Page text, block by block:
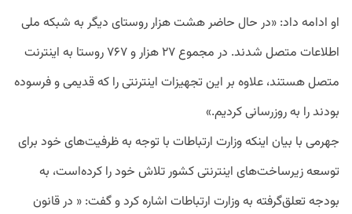
او ادامه داد: «در حال حاضر هشت هزار روستای دیگر به شبکه ملی
اطلاعات متصل شدند. در مجموع ۲۷ هزار و ۷۶۷ روستا به اینترنت
متصل هستند، علاوه بر این تجهیزات اینترنتی را که قدیمی و فرسوده
بودند را به روزرسانی کردیم.»
جهرمی با بیان اینکه وزارت ارتباطات با توجه به ظرفیت‌های خود برای
توسعه زیرساخت‌های اینترنتی کشور تلاش خود را کرده‌است، به
بودجه تعلق‌گرفته به وزارت ارتباطات اشاره کرد و گفت: « در قانون